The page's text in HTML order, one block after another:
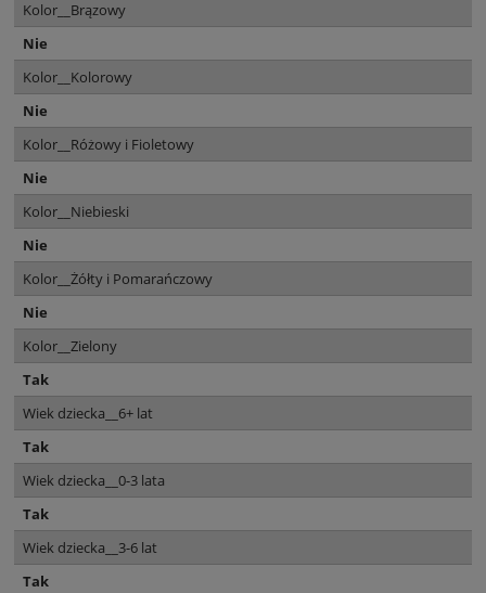
Kolor__Brązowy
Nie
Kolor__Kolorowy
Nie
Kolor__Różowy i Fioletowy
Nie
Kolor__Niebieski
Nie
Kolor__Żółty i Pomarańczowy
Nie
Kolor__Zielony
Tak
Wiek dziecka__6+ lat
Tak
Wiek dziecka__0-3 lata
Tak
Wiek dziecka__3-6 lat
Tak